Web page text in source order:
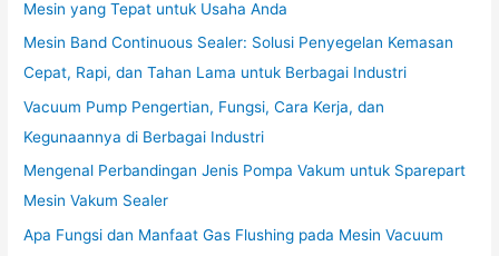
Mesin yang Tepat untuk Usaha Anda
Mesin Band Continuous Sealer: Solusi Penyegelan Kemasan
Cepat, Rapi, dan Tahan Lama untuk Berbagai Industri
Vacuum Pump Pengertian, Fungsi, Cara Kerja, dan
Kegunaannya di Berbagai Industri
Mengenal Perbandingan Jenis Pompa Vakum untuk Sparepart
Mesin Vakum Sealer
Apa Fungsi dan Manfaat Gas Flushing pada Mesin Vacuum